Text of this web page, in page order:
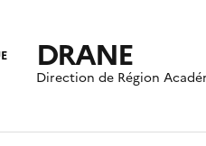
DRANE
Direction de Région